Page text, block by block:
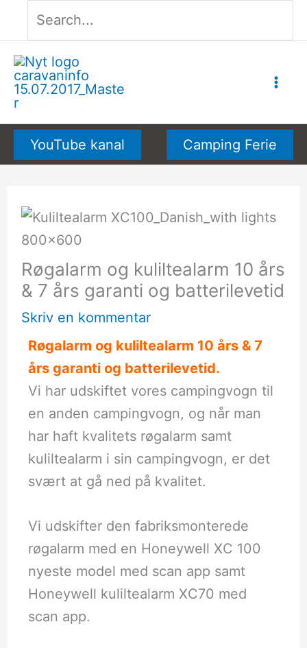
indholdet
efter:
YouTube kanal Camping Ferie
Røgalarm og kuliltealarm 10 års
& 7 års garanti og batterilevetid
Skriv en kommentar
Røgalarm og kuliltealarm 10 års & 7
års garanti og batterilevetid.
Vi har udskiftet vores campingvogn til
en anden campingvogn, og når man
har haft kvalitets røgalarm samt
kuliltealarm i sin campingvogn, er det
svært at gå ned på kvalitet.
Vi udskifter den fabriksmonterede
røgalarm med en Honeywell XC 100
nyeste model med scan app samt
Honeywell kuliltealarm XC70 med
scan app.